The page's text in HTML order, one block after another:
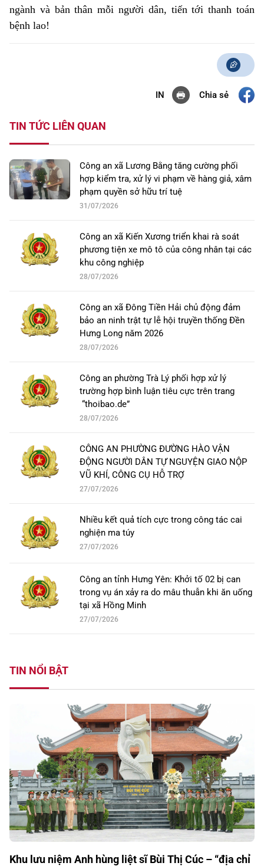
ngành và bản thân mỗi người dân, tiến tới thanh toán
bệnh lao!
IN Chia sẻ
TIN TỨC LIÊN QUAN
Công an xã Lương Bằng tăng cường phối
hợp kiểm tra, xử lý vi phạm về hàng giả, xâm
phạm quyền sở hữu trí tuệ
31/07/2026
Công an xã Kiến Xương triển khai rà soát
phương tiện xe mô tô của công nhân tại các
khu công nghiệp
28/07/2026
Công an xã Đông Tiền Hải chủ động đảm
bảo an ninh trật tự lễ hội truyền thống Đền
Hưng Long năm 2026
28/07/2026
Công an phường Trà Lý phối hợp xử lý
trường hợp bình luận tiêu cực trên trang
“thoibao.de”
28/07/2026
CÔNG AN PHƯỜNG ĐƯỜNG HÀO VẬN
ĐỘNG NGƯỜI DÂN TỰ NGUYỆN GIAO NỘP
VŨ KHÍ, CÔNG CỤ HỖ TRỢ
27/07/2026
Nhiều kết quả tích cực trong công tác cai
nghiện ma túy
27/07/2026
Công an tỉnh Hưng Yên: Khởi tố 02 bị can
trong vụ án xảy ra do mâu thuẫn khi ăn uống
tại xã Hồng Minh
27/07/2026
TIN NỔI BẬT
Khu lưu niệm Anh hùng liệt sĩ Bùi Thị Cúc – “địa chỉ